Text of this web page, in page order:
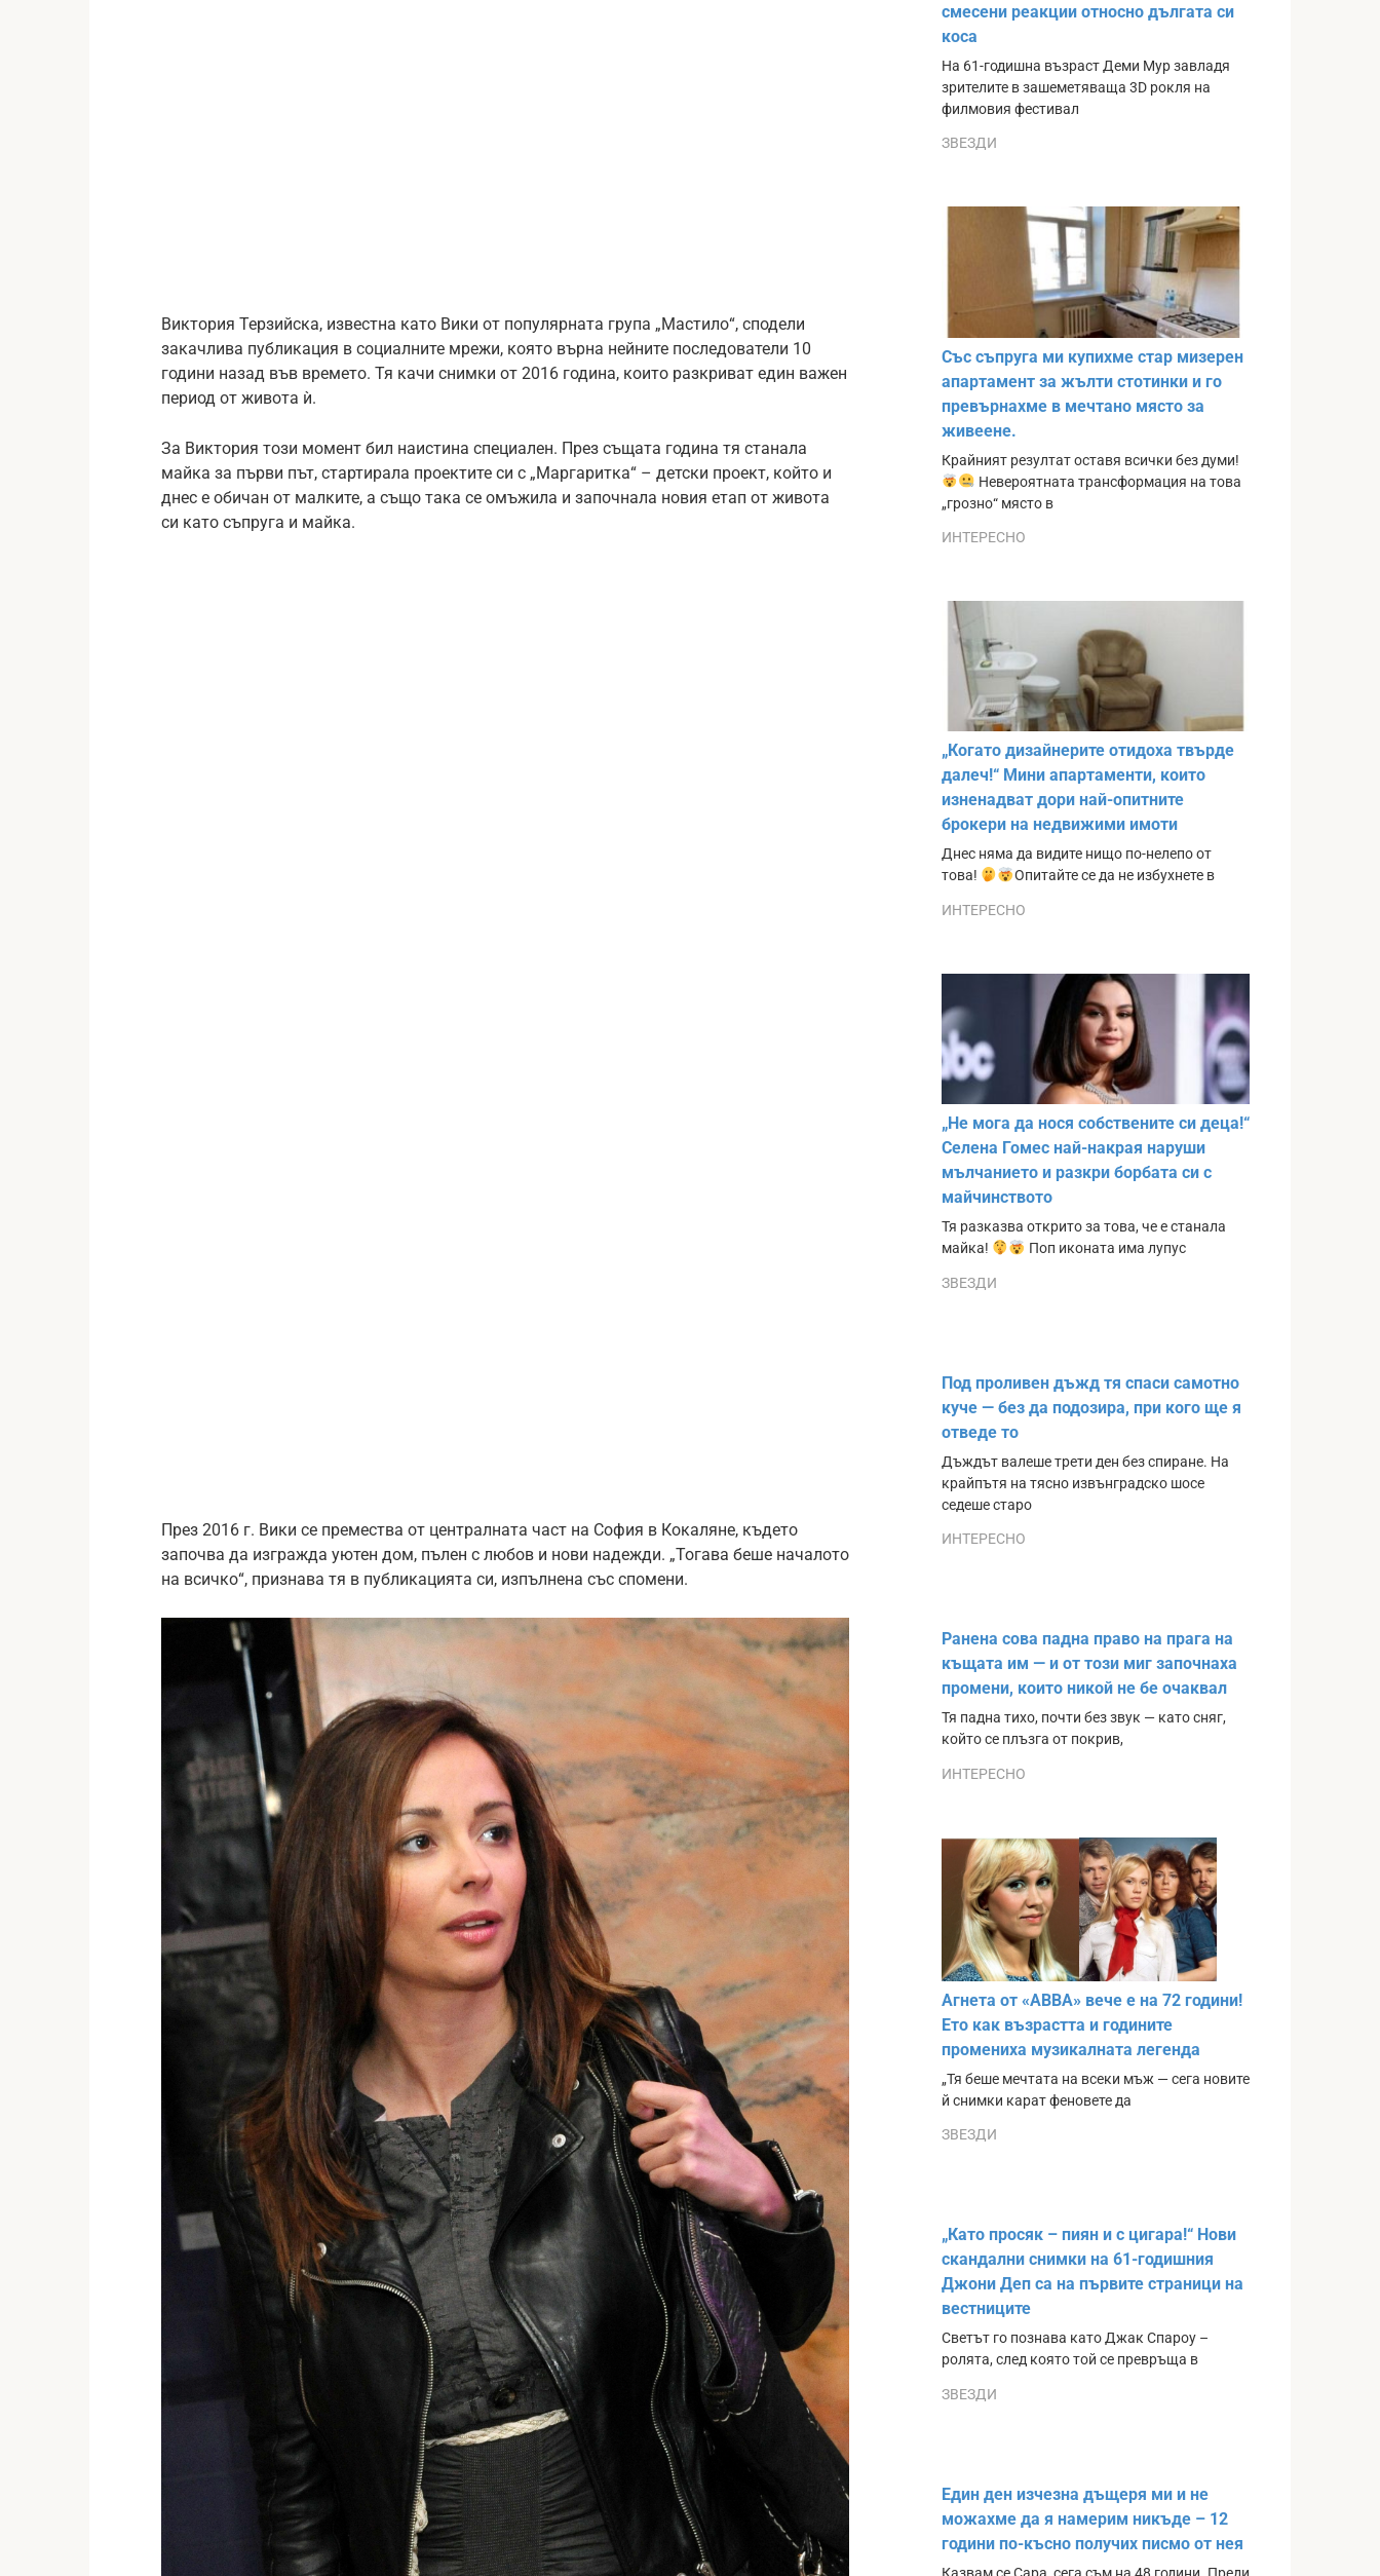
Виктория Терзийска, известна като Вики от популярната група „Мастило“, сподели
закачлива публикация в социалните мрежи, която върна нейните последователи 10
години назад във времето. Тя качи снимки от 2016 година, които разкриват един важен
период от живота ѝ.
За Виктория този момент бил наистина специален. През същата година тя станала
майка за първи път, стартирала проектите си с „Маргаритка“ – детски проект, който и
днес е обичан от малките, а също така се омъжила и започнала новия етап от живота
си като съпруга и майка.
През 2016 г. Вики се премества от централната част на София в Кокаляне, където
започва да изгражда уютен дом, пълен с любов и нови надежди. „Тогава беше началото
на всичко“, признава тя в публикацията си, изпълнена със спомени.
смесени реакции относно дългата си
коса
На 61-годишна възраст Деми Мур завладя
зрителите в зашеметяваща 3D рокля на
филмовия фестивал
ЗВЕЗДИ
Със съпруга ми купихме стар мизерен
апартамент за жълти стотинки и го
превърнахме в мечтано място за
живеене.
Крайният резултат оставя всички без думи!
Невероятната трансформация на това
„грозно“ място в
ИНТЕРЕСНО
„Когато дизайнерите отидоха твърде
далеч!“ Мини апартаменти, които
изненадват дори най-опитните
брокери на недвижими имоти
Днес няма да видите нищо по-нелепо от
това!
Опитайте се да не избухнете в
ИНТЕРЕСНО
„Не мога да нося собствените си деца!“
Селена Гомес най-накрая наруши
мълчанието и разкри борбата си с
майчинството
Тя разказва открито за това, че е станала
майка!
Поп иконата има лупус
ЗВЕЗДИ
Под проливен дъжд тя спаси самотно
куче — без да подозира, при кого ще я
отведе то
Дъждът валеше трети ден без спиране. На
крайпътя на тясно извънградско шосе
седеше старо
ИНТЕРЕСНО
Ранена сова падна право на прага на
къщата им — и от този миг започнаха
промени, които никой не бе очаквал
Тя падна тихо, почти без звук — като сняг,
който се плъзга от покрив,
ИНТЕРЕСНО
Агнета от «ABBA» вече е на 72 години!
Ето как възрастта и годините
промениха музикалната легенда
„Тя беше мечтата на всеки мъж — сега новите
й снимки карат феновете да
ЗВЕЗДИ
„Като просяк – пиян и с цигара!“ Нови
скандални снимки на 61-годишния
Джони Деп са на първите страници на
вестниците
Светът го познава като Джак Спароу –
ролята, след която той се превръща в
ЗВЕЗДИ
Един ден изчезна дъщеря ми и не
можахме да я намерим никъде – 12
години по-късно получих писмо от нея